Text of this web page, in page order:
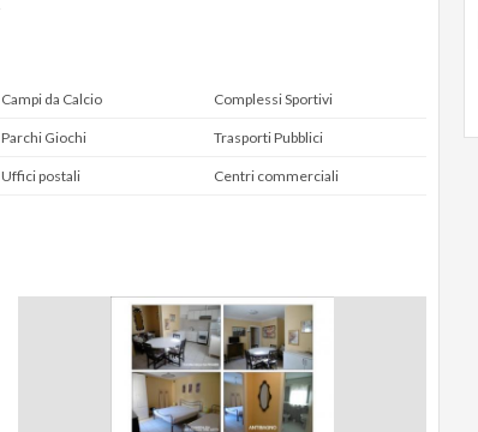
Campi da Calcio Complessi Sportivi
Parchi Giochi Trasporti Pubblici
Uffici postali Centri commerciali